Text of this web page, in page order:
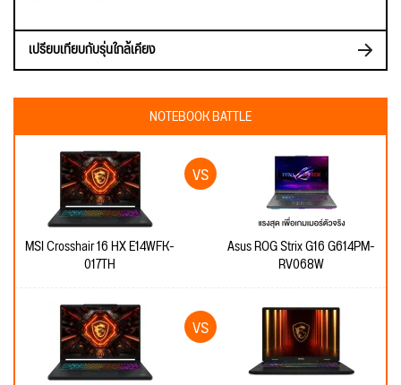
เปรียบเทียบกับรุ่นใกล้เคียง
NOTEBOOK BATTLE
MSI Crosshair 16 HX E14WFK-
017TH
Asus ROG Strix G16 G614PM-
RV068W